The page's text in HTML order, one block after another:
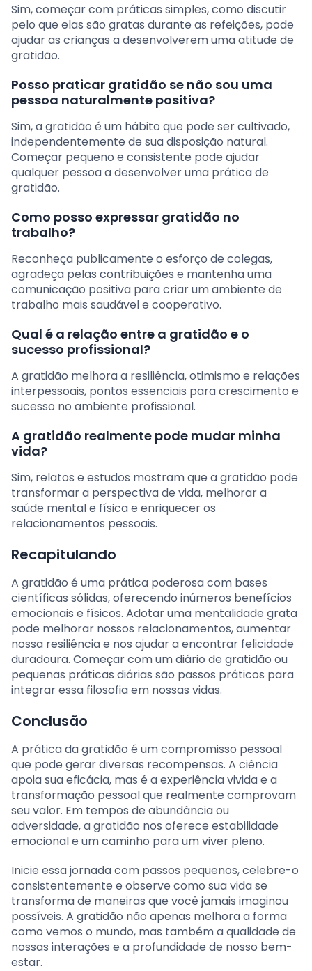
Sim, começar com práticas simples, como discutir
pelo que elas são gratas durante as refeições, pode
ajudar as crianças a desenvolverem uma atitude de
gratidão.
Posso praticar gratidão se não sou uma
pessoa naturalmente positiva?
Sim, a gratidão é um hábito que pode ser cultivado,
independentemente de sua disposição natural.
Começar pequeno e consistente pode ajudar
qualquer pessoa a desenvolver uma prática de
gratidão.
Como posso expressar gratidão no
trabalho?
Reconheça publicamente o esforço de colegas,
agradeça pelas contribuições e mantenha uma
comunicação positiva para criar um ambiente de
trabalho mais saudável e cooperativo.
Qual é a relação entre a gratidão e o
sucesso profissional?
A gratidão melhora a resiliência, otimismo e relações
interpessoais, pontos essenciais para crescimento e
sucesso no ambiente profissional.
A gratidão realmente pode mudar minha
vida?
Sim, relatos e estudos mostram que a gratidão pode
transformar a perspectiva de vida, melhorar a
saúde mental e física e enriquecer os
relacionamentos pessoais.
Recapitulando
A gratidão é uma prática poderosa com bases
científicas sólidas, oferecendo inúmeros benefícios
emocionais e físicos. Adotar uma mentalidade grata
pode melhorar nossos relacionamentos, aumentar
nossa resiliência e nos ajudar a encontrar felicidade
duradoura. Começar com um diário de gratidão ou
pequenas práticas diárias são passos práticos para
integrar essa filosofia em nossas vidas.
Conclusão
A prática da gratidão é um compromisso pessoal
que pode gerar diversas recompensas. A ciência
apoia sua eficácia, mas é a experiência vivida e a
transformação pessoal que realmente comprovam
seu valor. Em tempos de abundância ou
adversidade, a gratidão nos oferece estabilidade
emocional e um caminho para um viver pleno.
Inicie essa jornada com passos pequenos, celebre-o
consistentemente e observe como sua vida se
transforma de maneiras que você jamais imaginou
possíveis. A gratidão não apenas melhora a forma
como vemos o mundo, mas também a qualidade de
nossas interações e a profundidade de nosso bem-
estar.